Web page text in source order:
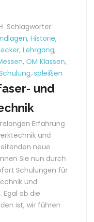
Schlagwörter:
, Historie,
, Lehrgang,
, OM Klassen,
, spleißen
und
Erfahrung
und
neue
Sie nun durch
Schulungen für
und
Egal ob die
ist, wir führen